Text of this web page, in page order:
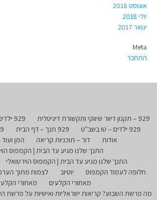
אוגוסט 2018
יולי 2018
ינואר 2017
Meta
התחבר
929 – תקנון דיוור שיווקי ותקשורת דיגיטלית 929 ילדים
929 ילדים – טו בשב"ט
929 תנך – דף הבית
929
אודות
דור – תוכניות קריאה
המן
התנך שלנו מגיע עד הבית | הקמפוס
התנך שלנו מגיע עד הבית | הקמפוס הוירטואלי
חלופה לעמוד הקמפוס
יוטיוב לצמוח מתוך
מאחורי הקלעים
מאחורי
מה פרשת השבוע? קריאות ישראליות ואישיות על פרשת